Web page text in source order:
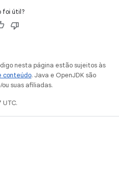
foi útil?
nesta página estão sujeitos às
conteúdo. Java e OpenJDK são
suas afiliadas.